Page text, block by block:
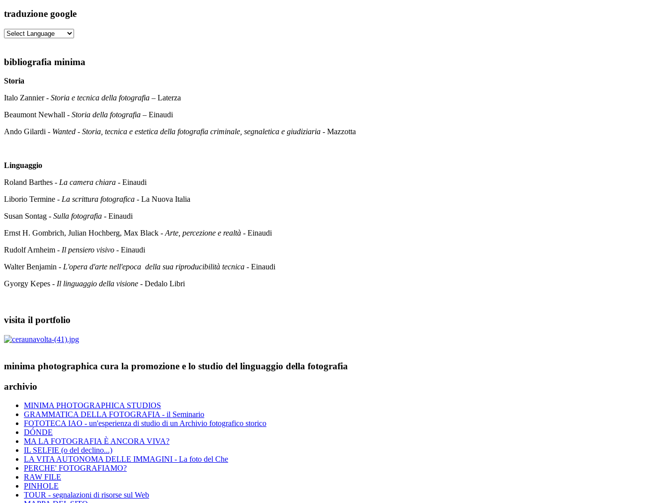
traduzione google
bibliografia minima
Storia
Italo Zannier - Storia e tecnica della fotografia – Laterza
Beaumont Newhall - Storia della fotografia – Einaudi
Ando Gilardi - Wanted - Storia, tecnica e estetica della fotografia criminale, segnaletica e giudiziaria - Mazzotta
Linguaggio
Roland Barthes - La camera chiara - Einaudi
Liborio Termine - La scrittura fotografica - La Nuova Italia
Susan Sontag - Sulla fotografia - Einaudi
Ernst H. Gombrich, Julian Hochberg, Max Black -Arte, percezione e realtà - Einaudi
Rudolf Arnheim - Il pensiero visivo - Einaudi
Walter Benjamin - L'opera d'arte nell'epoca della sua riproducibilità tecnica - Einaudi
Gyorgy Kepes - Il linguaggio della visione - Dedalo Libri
visita il portfolio
minima photographica cura la promozione e lo studio del linguaggio della fotografia
archivio
MINIMA PHOTOGRAPHICA STUDIOS
GRAMMATICA DELLA FOTOGRAFIA - il Seminario
FOTOTECA IAO - un'esperienza di studio di un Archivio fotografico storico
DÓNDE
MA LA FOTOGRAFIA È ANCORA VIVA?
IL SELFIE (o del declino...)
LA VITA AUTONOMA DELLE IMMAGINI - La foto del Che
PERCHE' FOTOGRAFIAMO?
RAW FILE
PINHOLE
TOUR - segnalazioni di risorse sul Web